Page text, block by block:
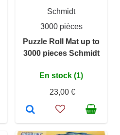
Schmidt
3000 pièces
Puzzle Roll Mat up to
3000 pieces Schmidt
En stock (1)
23,00 €